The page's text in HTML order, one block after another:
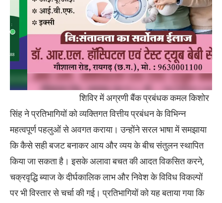
शिविर में अग्रणी बैंक प्रबंधक कमल किशोर
सिंह ने प्रतिभागियों को व्यक्तिगत वित्तीय प्रबंधन के विभिन्न
महत्वपूर्ण पहलुओं से अवगत कराया। उन्होंने सरल भाषा में समझाया
कि कैसे सही बजट बनाकर आय और व्यय के बीच संतुलन स्थापित
किया जा सकता है। इसके अलावा बचत की आदत विकसित करने,
चक्रवृद्धि ब्याज के दीर्घकालिक लाभ और निवेश के विविध विकल्पों
पर भी विस्तार से चर्चा की गई। प्रतिभागियों को यह बताया गया कि